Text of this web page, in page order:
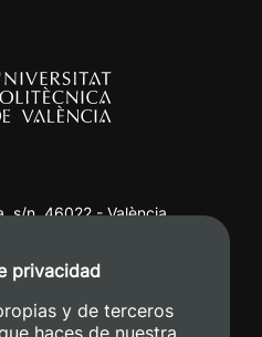
s/n. 46022 - València
04 00 50
privacidad
y de terceros
haces de nuestra